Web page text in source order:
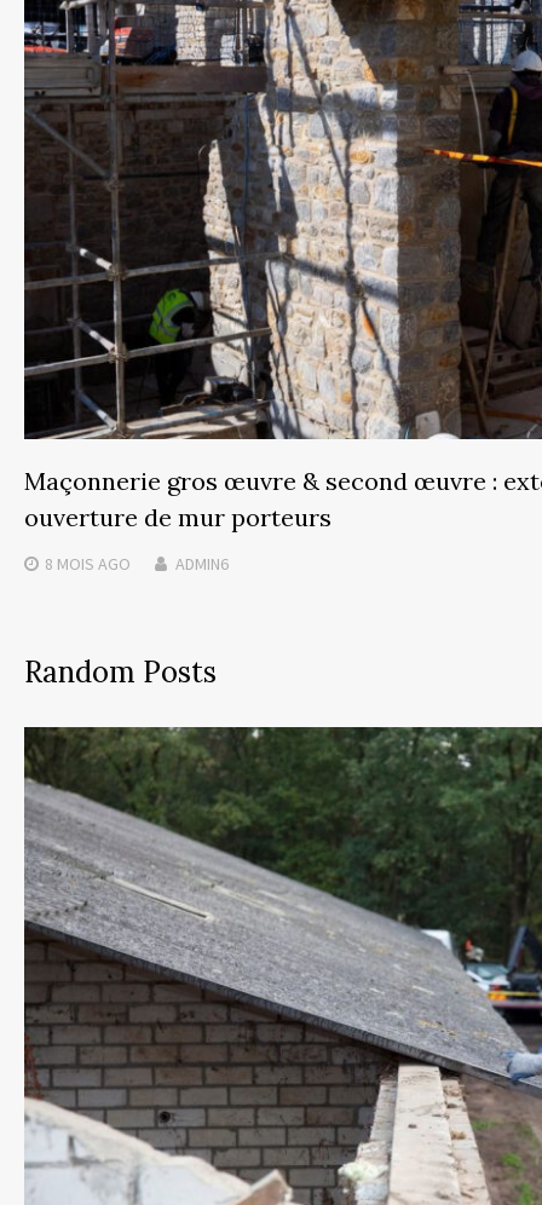
Maçonnerie gros œuvre & second œuvre :
ouverture de mur porteurs
8 MOIS AGO ADMIN6
Random Posts